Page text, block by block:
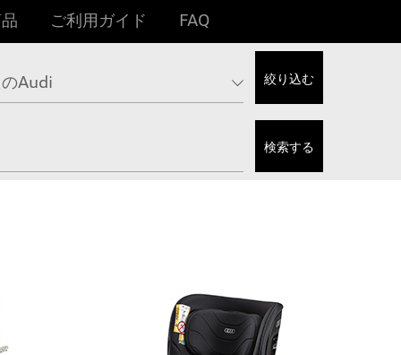
ご利用ガイド FAQ